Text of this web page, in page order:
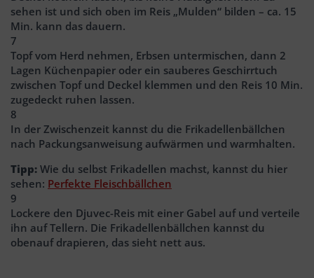
sehen ist und sich oben im Reis „Mulden“ bilden – ca. 15
Min. kann das dauern.
7
Topf vom Herd nehmen, Erbsen untermischen, dann 2
Lagen Küchenpapier oder ein sauberes Geschirrtuch
zwischen Topf und Deckel klemmen und den Reis 10 Min.
zugedeckt ruhen lassen.
8
In der Zwischenzeit kannst du die Frikadellenbällchen
nach Packungsanweisung aufwärmen und warmhalten.
Tipp: Wie du selbst Frikadellen machst, kannst du hier
sehen: Perfekte Fleischbällchen
9
Lockere den Djuvec-Reis mit einer Gabel auf und verteile
ihn auf Tellern. Die Frikadellenbällchen kannst du
obenauf drapieren, das sieht nett aus.